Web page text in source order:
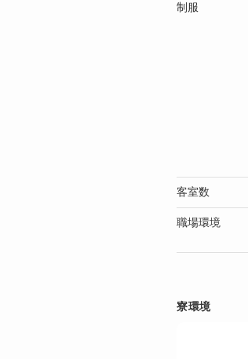
制服
客室数
職場環境
寮環境